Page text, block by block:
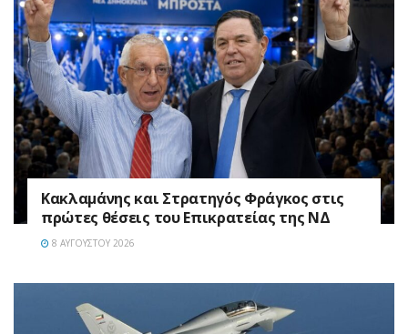
Κακλαμάνης και Στρατηγός Φράγκος στις
πρώτες θέσεις του Επικρατείας της ΝΔ
8 ΑΥΓΟΎΣΤΟΥ 2026